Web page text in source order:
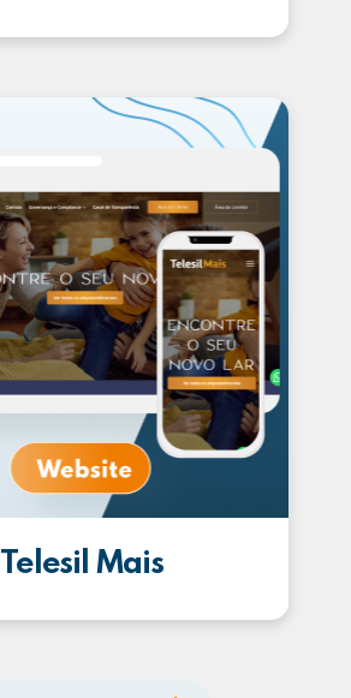
Telesil Mais